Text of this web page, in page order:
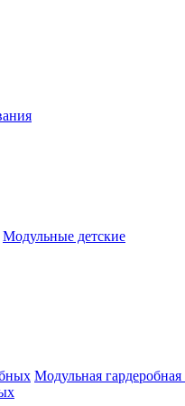
Модульные детские
Модульная